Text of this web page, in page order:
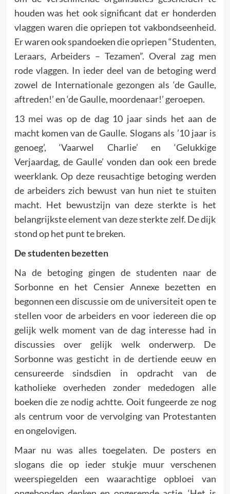
houden was het ook signifi­cant dat er honderden
vlaggen waren die opriepen tot vakbonds­eenheid.
Er waren ook spandoeken die opriepen “Studen­ten,
Leraars, Arbeiders – Tezamen”. Overal zag men
rode vlag­gen. In ieder deel van de betoging werd
zowel de Internati­onale gezongen als ‘de Gaulle,
aftreden!’ en ‘de Gaulle, moor­denaar!’ geroepen.
13 mei was op de dag 10 jaar sinds het aan de
macht komen van de Gaulle. Slogans als ’10 jaar is
genoeg’, ‘Vaarwel Charlie’ en ‘Gelukkige
Verjaardag, de Gaulle’ vonden dan ook een brede
weerklank. Op deze reusachtige betoging werden
de arbeiders zich bewust van hun niet te stuiten
macht. Het bewustzijn van deze sterkte is het
belangrijkste element van deze sterkte zelf. De dijk
stond op het punt te breken.
De studenten bezetten
Na de betoging gingen de studenten naar de
Sorbonne en het Censier Annexe bezetten en
begonnen een discussie om de uni­versiteit open te
stellen voor de arbeiders en voor iedereen die op
gelijk welk moment van de dag interesse had in
discussies over gelijk welk onderwerp. De
Sorbonne was gesticht in de dertiende eeuw en
censureerde sindsdien in opdracht van de
katholieke overheden zonder mededogen alle
boeken die ze nodig achtte. Ooit fungeerde ze nog
als centrum voor de vervol­ging van Protestanten
en ongelovigen.
Maar nu was alles toegelaten. De posters en
slogans die op ieder stukje muur verschenen
weerspiegelden een waarachtige opbloei van